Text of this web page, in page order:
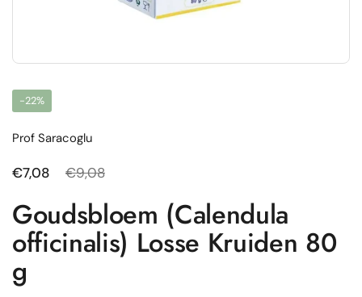
-22%
Prof Saracoglu
Normale prijs
€7,08 Uitverkoopprijs
€9,08
Goudsbloem (Calendula
officinalis) Losse Kruiden 80
g